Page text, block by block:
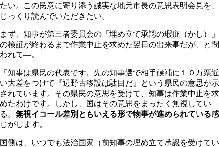
たい。この民意に寄り添う誠実な地元市長の意思表明会見を、
じっくり読んでいただきたい。
まず、知事が第三者委員会の「埋め立て承認の瑕疵（かし）」
の検証が終わるまで作業中止を求めた翌日の出来事だが、と問
われて―。
「知事は県民の代表です。先の知事選で相手候補に１０万票近
い大差をつけて『辺野古移設は駄目だ』という県民の意思が示
されています。その県民の意思を受けて、知事は作業中止を求
めたわけです。しかし、国はその意思をまったく無視してい
る。 無視イコール差別ともいえる形で物事が進められている感
じがします。
国側は、いつでも法治国家（前知事の埋め立て承認を受けてい